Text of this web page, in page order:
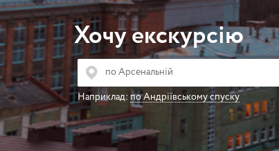
Хочу екскурсію
Наприклад: по Андріївському спуску